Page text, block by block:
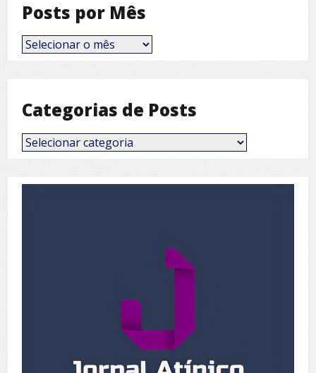
Posts por Mês
Posts
por
Categorias de Posts
Categorias
de